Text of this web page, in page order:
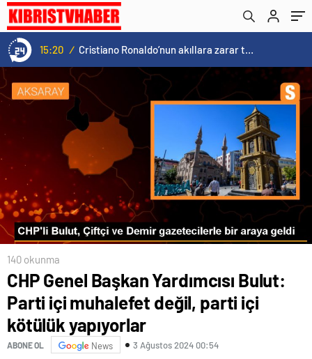
15:20 / Cristiano Ronaldo’nun akıllara zarar tüm kariyerinin istatistiğini çıkardık !
140 okunma
CHP Genel Başkan Yardımcısı Bulut:
Parti içi muhalefet değil, parti içi
kötülük yapıyorlar
ABONE OL News 3 Ağustos 2024 00:54